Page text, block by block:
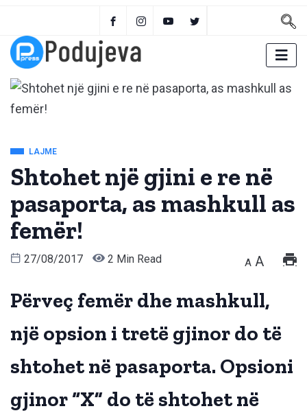
LAJME
Shtohet një gjini e re në
pasaporta, as mashkull as
femër!
27/08/2017 2 Min Read A A
Përveç femër dhe mashkull,
një opsion i tretë gjinor do të
shtohet në pasaporta. Opsioni
gjinor “X” do të shtohet në